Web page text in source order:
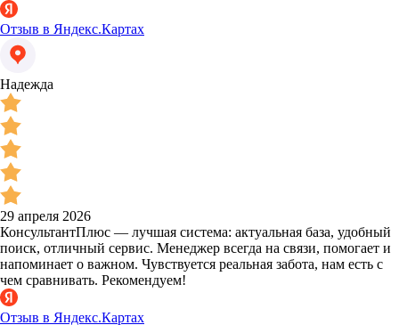
Отзыв в Яндекс.Картах
Надежда
29 апреля 2026
КонсультантПлюс — лучшая система: актуальная база, удобный
поиск, отличный сервис. Менеджер всегда на связи, помогает и
напоминает о важном. Чувствуется реальная забота, нам есть с
чем сравнивать. Рекомендуем!
Отзыв в Яндекс.Картах